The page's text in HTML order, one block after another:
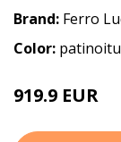
Brand: Ferro
Color:
919.9 EUR